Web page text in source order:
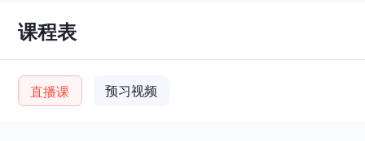
课程表
直播课 预习视频